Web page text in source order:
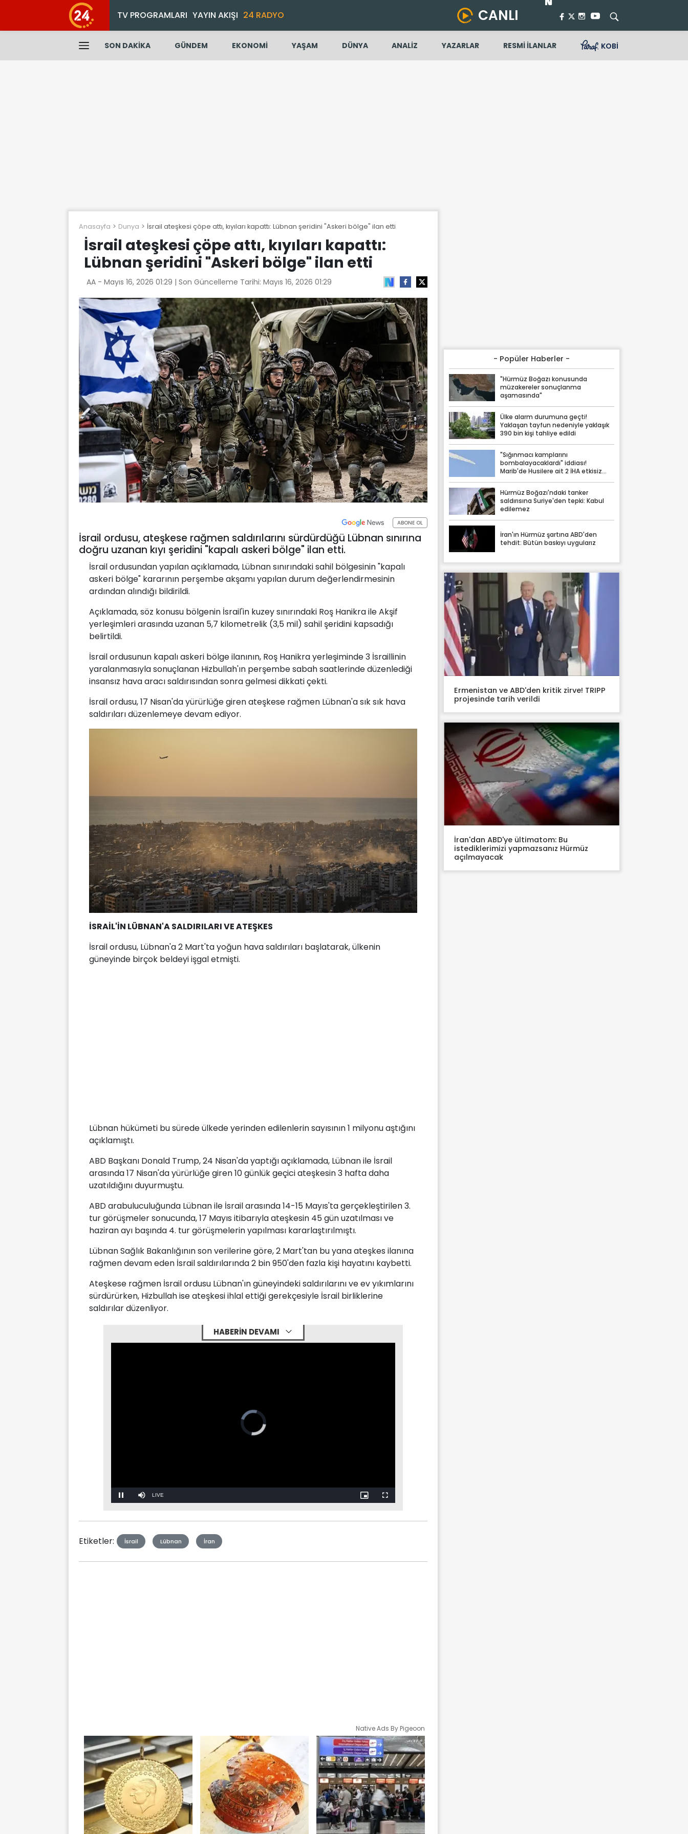
TV PROGRAMLARI YAYIN AKIŞI 24 RADYO CANLI
SON DAKİKA GÜNDEM EKONOMİ YAŞAM DÜNYA ANALİZ YAZARLAR RESMİ İLANLAR KOBİ
Anasayfa Dunya İsrail ateşkesi çöpe attı, kıyıları kapattı: Lübnan şeridini "Askeri bölge" ilan etti
İsrail ateşkesi çöpe attı, kıyıları kapattı:
Lübnan şeridini "Askeri bölge" ilan etti
AA - Mayıs 16, 2026 01:29 | Son Güncelleme Tarihi: Mayıs 16, 2026 01:29
ABONE OL
İsrail ordusu, ateşkese rağmen saldırılarını sürdürdüğü Lübnan sınırına
doğru uzanan kıyı şeridini "kapalı askeri bölge" ilan etti.
İsrail ordusundan yapılan açıklamada, Lübnan sınırındaki sahil bölgesinin "kapalı
askeri bölge" kararının perşembe akşamı yapılan durum değerlendirmesinin
ardından alındığı bildirildi.
Açıklamada, söz konusu bölgenin İsrail'in kuzey sınırındaki Roş Hanikra ile Akşif
yerleşimleri arasında uzanan 5,7 kilometrelik (3,5 mil) sahil şeridini kapsadığı
belirtildi.
İsrail ordusunun kapalı askeri bölge ilanının, Roş Hanikra yerleşiminde 3 İsraillinin
yaralanmasıyla sonuçlanan Hizbullah'ın perşembe sabah saatlerinde düzenlediği
insansız hava aracı saldırısından sonra gelmesi dikkati çekti.
İsrail ordusu, 17 Nisan'da yürürlüğe giren ateşkese rağmen Lübnan'a sık sık hava
saldırıları düzenlemeye devam ediyor.
İSRAİL'İN LÜBNAN'A SALDIRILARI VE ATEŞKES
İsrail ordusu, Lübnan'a 2 Mart'ta yoğun hava saldırıları başlatarak, ülkenin
güneyinde birçok beldeyi işgal etmişti.
Lübnan hükümeti bu sürede ülkede yerinden edilenlerin sayısının 1 milyonu aştığını
açıklamıştı.
ABD Başkanı Donald Trump, 24 Nisan'da yaptığı açıklamada, Lübnan ile İsrail
arasında 17 Nisan'da yürürlüğe giren 10 günlük geçici ateşkesin 3 hafta daha
uzatıldığını duyurmuştu.
ABD arabuluculuğunda Lübnan ile İsrail arasında 14-15 Mayıs'ta gerçekleştirilen 3.
tur görüşmeler sonucunda, 17 Mayıs itibarıyla ateşkesin 45 gün uzatılması ve
haziran ayı başında 4. tur görüşmelerin yapılması kararlaştırılmıştı.
Lübnan Sağlık Bakanlığının son verilerine göre, 2 Mart'tan bu yana ateşkes ilanına
rağmen devam eden İsrail saldırılarında 2 bin 950'den fazla kişi hayatını kaybetti.
Ateşkese rağmen İsrail ordusu Lübnan'ın güneyindeki saldırılarını ve ev yıkımlarını
sürdürürken, Hizbullah ise ateşkesi ihlal ettiği gerekçesiyle İsrail birliklerine
saldırılar düzenliyor.
HABERİN DEVAMI
Mute Stream
Etiketler: İsrail Lübnan İran
Native Ads By Pigeoon
- Popüler Haberler -
"Hürmüz Boğazı konusunda
müzakereler sonuçlanma
aşamasında"
Ülke alarm durumuna geçti!
Yaklaşan tayfun nedeniyle yaklaşık
390 bin kişi tahliye edildi
"Sığınmacı kamplarını
bombalayacaklardı" iddiası!
Marib'de Husilere ait 2 İHA etkisiz
Hürmüz Boğazı'ndaki tanker
saldırısına Suriye'den tepki: Kabul
edilemez
İran'ın Hürmüz şartına ABD'den
tehdit: Bütün baskıyı uygularız
Ermenistan ve ABD'den kritik zirve! TRIPP
projesinde tarih verildi
İran'dan ABD'ye ültimatom: Bu
istediklerimizi yapmazsanız Hürmüz
açılmayacak